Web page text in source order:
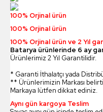
100% Orjinal ürün
100% Orjinal ürün
100% Orjinal ürün ve 2 Yıl
Batarya ürünlerinde 6 ay
Ürünlerimiz 2 Yıl Garantilidir.
* Garanti İthalatçı yada
** Ürünlerimizin Markası
Markaya lütfen dikkat ediniz.
Aynı gün kargoya Teslim